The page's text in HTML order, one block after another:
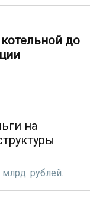
до
на
рублей.